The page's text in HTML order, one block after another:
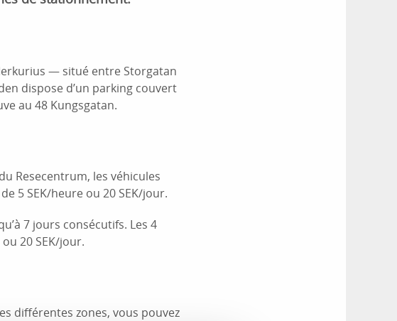
— situé entre Storgatan
dispose d’un parking couvert
au 48 Kungsgatan.
Resecentrum, les véhicules
5 SEK/heure ou 20 SEK/jour.
7 jours consécutifs. Les 4
20 SEK/jour.
différentes zones, vous pouvez